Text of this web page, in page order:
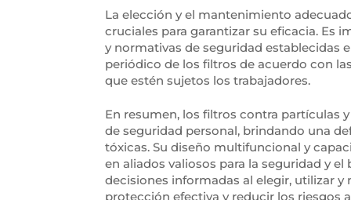
La elección y el mantenimiento
cruciales para garantizar su eficacia. Es
y normativas de seguridad establecidas
periódico de los filtros de acuerdo con
que estén sujetos los trabajadores.
En resumen, los filtros contra partículas
de seguridad personal, brindando una
tóxicas. Su diseño multifuncional y
en aliados valiosos para la seguridad y
decisiones informadas al elegir, utilizar
protección efectiva y reducir los riesgos